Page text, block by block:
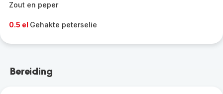
Zout en peper
0.5 el Gehakte peterselie
Bereiding